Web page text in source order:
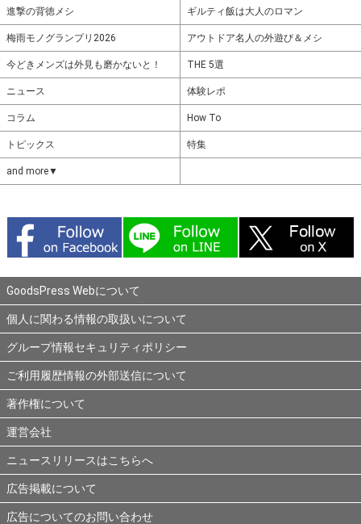
進撃の背徳メシ ギルティ飯は大人のロマン
梅雨モノグランプリ2026 アウトドア名人の外遊び＆メシ
今どきメンズは外見も磨かないと！ THE 5選
ニュース 体験レポ
コラム How To
トピックス 特集
and more▼
GoodsPress Webについて
個人に関わる情報の取扱いについて
グループ情報セキュリティポリシー
ご利用履歴情報の外部送信について
著作権について
運営会社
ニュースリリースはこちらへ
広告掲載について
広告についてのお問い合わせ